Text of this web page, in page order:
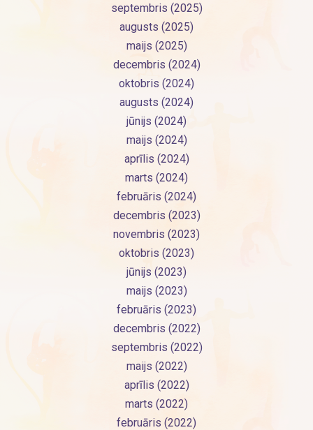
septembris (2025)
augusts (2025)
maijs (2025)
decembris (2024)
oktobris (2024)
augusts (2024)
jūnijs (2024)
maijs (2024)
aprīlis (2024)
marts (2024)
februāris (2024)
decembris (2023)
novembris (2023)
oktobris (2023)
jūnijs (2023)
maijs (2023)
februāris (2023)
decembris (2022)
septembris (2022)
maijs (2022)
aprīlis (2022)
marts (2022)
februāris (2022)